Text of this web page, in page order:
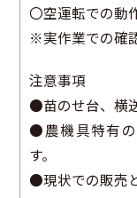
〇空運転での動
※実作業での確
注意事項
●苗のせ台、横
●農機具特有
す。
●現状での販売